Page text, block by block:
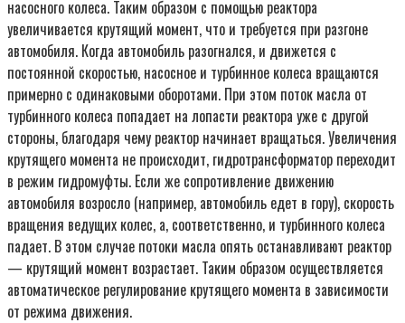
насосного колеса. Таким образом с помощью реактора
увеличивается крутящий момент, что и требуется при разгоне
автомобиля. Когда автомобиль разогнался, и движется с
постоянной скоростью, насосное и турбинное колеса вращаются
примерно с одинаковыми оборотами. При этом поток масла от
турбинного колеса попадает на лопасти реактора уже с другой
стороны, благодаря чему реактор начинает вращаться. Увеличения
крутящего момента не происходит, гидротрансформатор переходит
в режим гидромуфты. Если же сопротивление движению
автомобиля возросло (например, автомобиль едет в гору), скорость
вращения ведущих колес, а, соответственно, и турбинного колеса
падает. В этом случае потоки масла опять останавливают реактор
— крутящий момент возрастает. Таким образом осуществляется
автоматическое регулирование крутящего момента в зависимости
от режима движения.